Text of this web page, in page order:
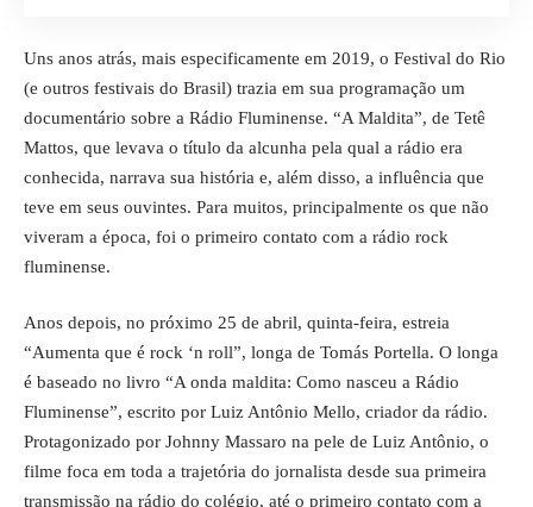
Uns anos atrás, mais especificamente em 2019, o Festival do Rio
(e outros festivais do Brasil) trazia em sua programação um
documentário sobre a Rádio Fluminense. “A Maldita”, de Tetê
Mattos, que levava o título da alcunha pela qual a rádio era
conhecida, narrava sua história e, além disso, a influência que
teve em seus ouvintes. Para muitos, principalmente os que não
viveram a época, foi o primeiro contato com a rádio rock
fluminense.
Anos depois, no próximo 25 de abril, quinta-feira, estreia
“Aumenta que é rock ‘n roll”, longa de Tomás Portella. O longa
é baseado no livro “A onda maldita: Como nasceu a Rádio
Fluminense”, escrito por Luiz Antônio Mello, criador da rádio.
Protagonizado por Johnny Massaro na pele de Luiz Antônio, o
filme foca em toda a trajetória do jornalista desde sua primeira
transmissão na rádio do colégio, até o primeiro contato com a